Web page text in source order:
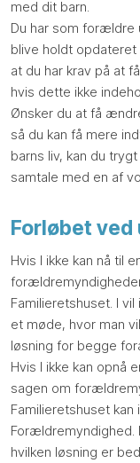
med dit barn.
Du har som
blive holdt opdateret
at du har krav på at
hvis dette ikke
Ønsker du at få
så du kan få mere
barns liv, kan du
samtale med en af
Forløbet ved
Hvis I ikke kan nå til
Familieretshuset. I
et møde, hvor man
løsning for begge
Hvis I ikke kan opnå
sagen om
Familieretshuset
Forældremyndighed.
hvilken løsning er